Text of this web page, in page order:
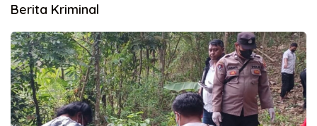
Berita Kriminal